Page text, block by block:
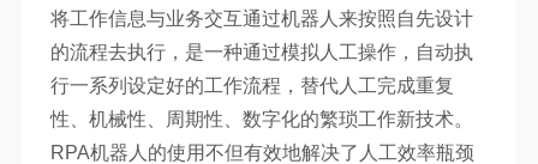
将工作信息与业务交互通过机器人来按照自先设计
的流程去执行，是一种通过模拟人工操作，自动执
行一系列设定好的工作流程，替代人工完成重复
性、机械性、周期性、数字化的繁琐工作新技术。
RPA机器人的使用不但有效地解决了人工效率瓶颈